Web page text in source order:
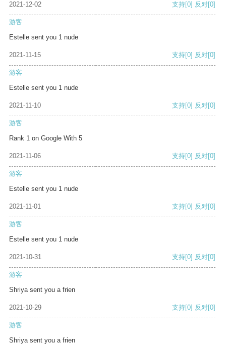
2021-12-02 支持[0] 反对[0]
游客
Estelle sent you 1 nude
2021-11-15 支持[0] 反对[0]
游客
Estelle sent you 1 nude
2021-11-10 支持[0] 反对[0]
游客
Rank 1 on Google With 5
2021-11-06 支持[0] 反对[0]
游客
Estelle sent you 1 nude
2021-11-01 支持[0] 反对[0]
游客
Estelle sent you 1 nude
2021-10-31 支持[0] 反对[0]
游客
Shriya sent you a frien
2021-10-29 支持[0] 反对[0]
游客
Shriya sent you a frien